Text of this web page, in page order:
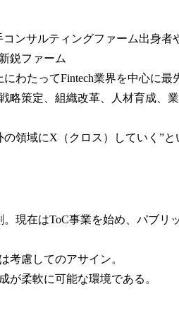
ンサルティングファーム出身
鋭ファーム
わたってFintech業界を中心に
策定、組織改革、人材育成、
の領域にX（クロス）していく”
現在はToC事業を始め、パブ
考慮してのアサイン。
が柔軟に可能な環境である。